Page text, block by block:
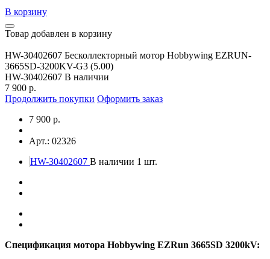
В корзину
Товар добавлен в корзину
HW-30402607 Бесколлекторный мотор Hobbywing EZRUN-
3665SD-3200KV-G3 (5.00)
HW-30402607 В наличии
7 900 р.
Продолжить покупки Оформить заказ
7 900 р.
Арт.: 02326
HW-30402607 В наличии 1 шт.
Спецификация мотора Hobbywing EZRun 3665SD 3200kV: